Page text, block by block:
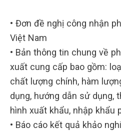
• Đơn đề nghị công nhận
Việt Nam
• Bản thông tin chung về
xuất cung cấp bao gồm:
chất lượng chính, hàm
dụng, hướng dẫn sử dụng,
hình xuất khẩu, nhập khẩu
• Báo cáo kết quả khảo